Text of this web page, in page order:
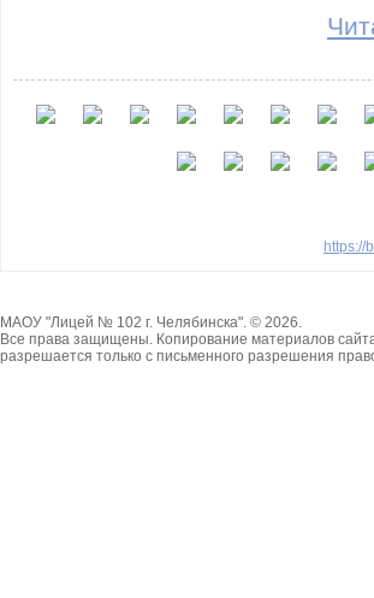
https://
МАОУ "Лицей № 102 г. Челябинска". © 2026.
Все права защищены. Копирование материалов
разрешается только с письменного разрешения